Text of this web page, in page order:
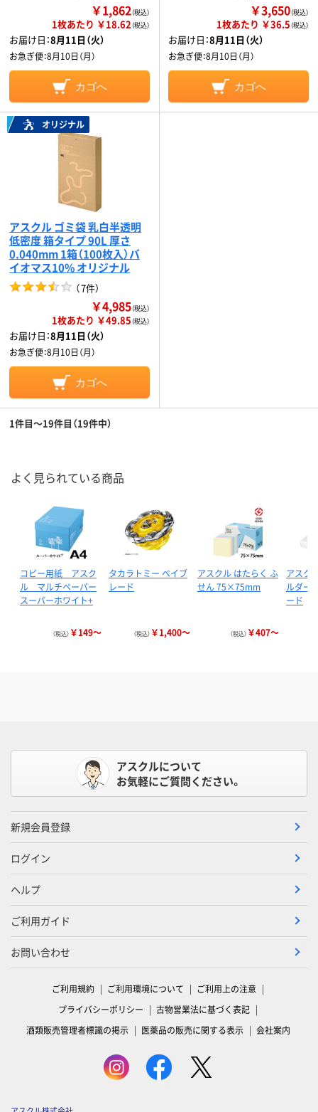
￥1,862（税込）
1枚あたり ￥18.62（税込）
お届け日：8月11日（火）
お急ぎ便：8月10日（月）
カゴへ
￥3,650（税込）
1枚あたり ￥36.5（税込）
お届け日：8月11日（火）
お急ぎ便：8月10日（月）
カゴへ
オリジナル
アスクル ゴミ袋 乳白半透明
低密度 箱タイプ 90L 厚さ
0.040mm 1箱（100枚入）バ
イオマス10% オリジナル
（7件）
￥4,985（税込）
1枚あたり ￥49.85（税込）
お届け日：8月11日（火）
お急ぎ便：8月10日（月）
カゴへ
1件目～19件目（19件中）
よく見られている商品
コピー用紙 アスク
ル マルチペーパー
スーパーホワイト+
（税込） ￥149～
タカラトミー ベイブ
レード
（税込） ￥1,400～
アスクル はたらく ふ
せん 75×75mm
（税込） ￥407～
アスク
ルダー
ード
アスクルについて
お気軽にご質問ください。
新規会員登録
ログイン
ヘルプ
ご利用ガイド
お問い合わせ
ご利用規約 ご利用環境について
ご利用上の注意
プライバシーポリシー
古物営業法に基づく表記
酒類販売管理者標識の掲示
医薬品の販売に関する表示 会社案内